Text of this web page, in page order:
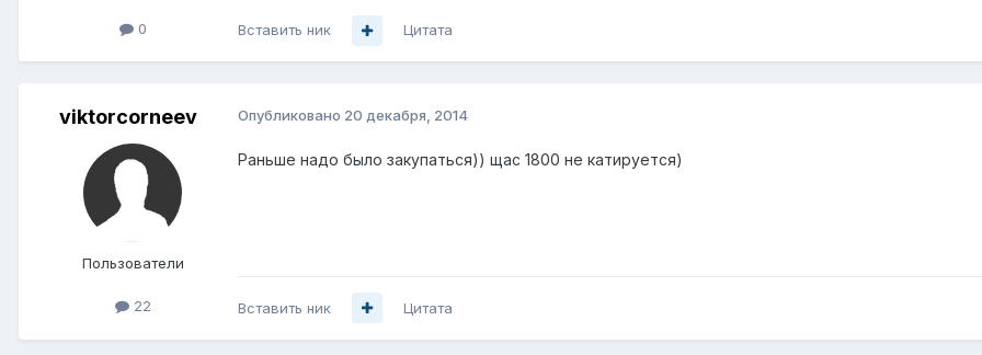
0 Вставить ник Цитата
viktorcorneev
Пользователи
22
Опубликовано 20 декабря, 2014
Раньше надо было закупаться)) щас 1800 не катируется)
Вставить ник Цитата